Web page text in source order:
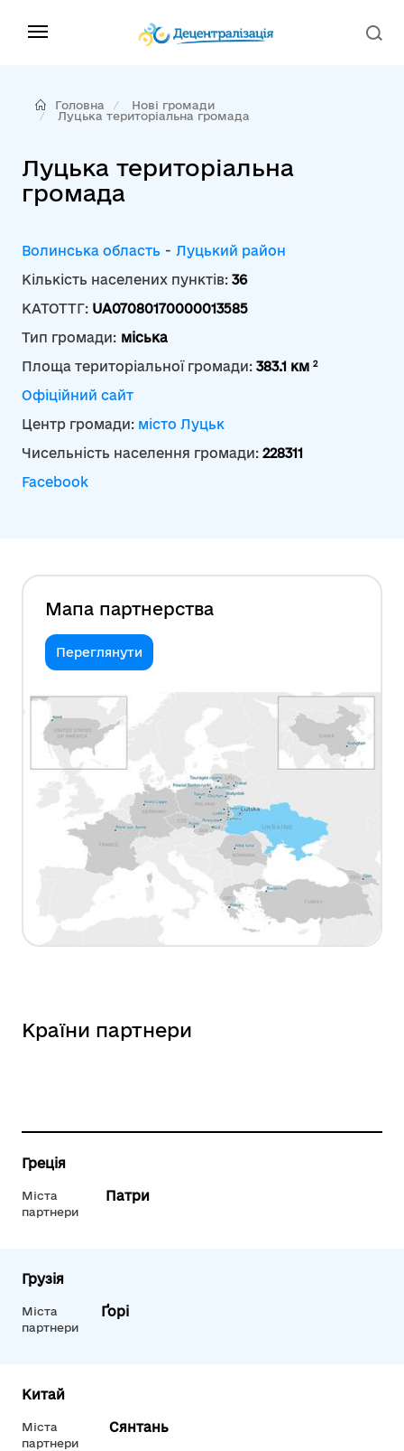
Головна
Нові громади
Луцька територіальна громада
Луцька територіальна
громада
Волинська область - Луцький район
Кількість населених пунктів: 36
КАТОТТГ: UA07080170000013585
Тип громади: міська
Площа територіальної громади: 383.1 км 2
Офіційний сайт
Центр громади: місто Луцьк
Чисельність населення громади: 228311
Facebook
Мапа партнерства
Переглянути
Країни партнери
Греція
Міста
партнери
Патри
Грузія
Міста
партнери
Ґорі
Китай
Міста
партнери
Сянтань